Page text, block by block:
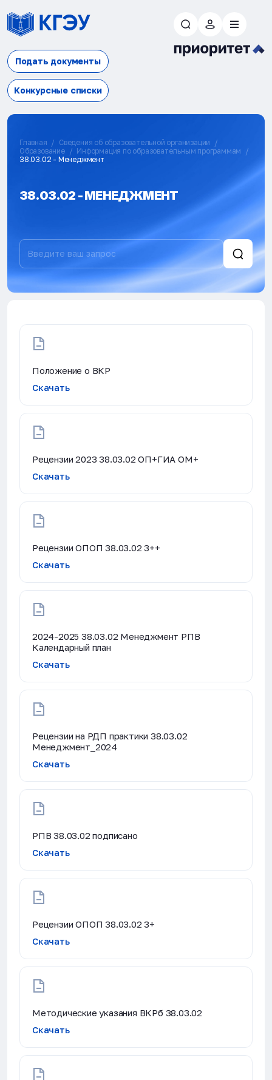
Подать документы
Конкурсные списки
Главная
Сведения об образовательной организации
Образование
Информация по образовательным программам
38.03.02 - Менеджмент
38.03.02 - МЕНЕДЖМЕНТ
Положение о ВКР
Скачать
Рецензии 2023 38.03.02 ОП+ГИА ОМ+
Скачать
Рецензии ОПОП 38.03.02 3++
Скачать
2024-2025 38.03.02 Менеджмент РПВ
Календарный план
Скачать
Рецензии на РДП практики 38.03.02
Менеджмент_2024
Скачать
РПВ 38.03.02 подписано
Скачать
Рецензии ОПОП 38.03.02 3+
Скачать
Методические указания ВКРб 38.03.02
Скачать